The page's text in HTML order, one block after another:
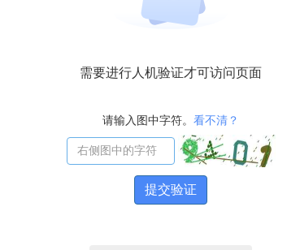
需要进行人机验证才可访问页面
请输入图中字符。 看不清？
提交验证